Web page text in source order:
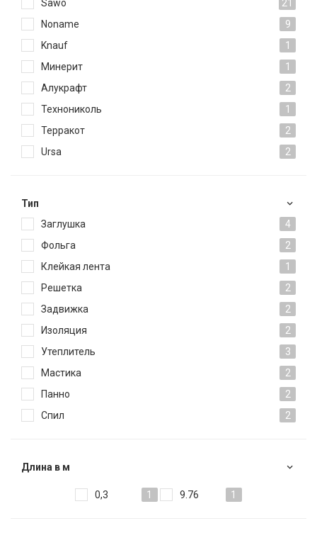
Sawo
21
Noname
9
Knauf
1
Минерит
1
Алукрафт
2
Технониколь
1
Терракот
2
Ursa
2
Тип
Заглушка
4
Фольга
2
Клейкая лента
1
Решетка
2
Задвижка
2
Изоляция
2
Утеплитель
3
Мастика
2
Панно
2
Спил
2
Длина в м
0,3 1 9.76 1